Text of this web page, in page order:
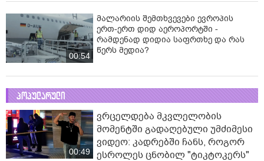
00:54
მალარიის შემთხვევები ევროპის
ერთ-ერთ დიდ აეროპორტში -
რამდენად დიდია საფრთხე და რას
წერს მედია?
პოპულარული
00:49
ვრცელდება მკვლელობის
მომენტში გადაღებული უმძიმესი
ვიდეო: კადრებში ჩანს, როგორ
ესროლეს ცნობილ "ტიკტოკერს"